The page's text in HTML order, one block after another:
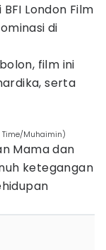
London Film
di
film ini
serta
Muhaimin)
Mama dan
ketegangan